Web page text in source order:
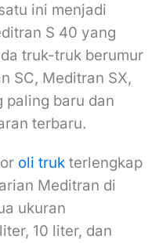
ini menjadi
S 40 yang
truk-truk berumur
SC, Meditran SX,
paling baru dan
terbaru.
oli truk terlengkap
Meditran di
ukuran
10 liter, dan